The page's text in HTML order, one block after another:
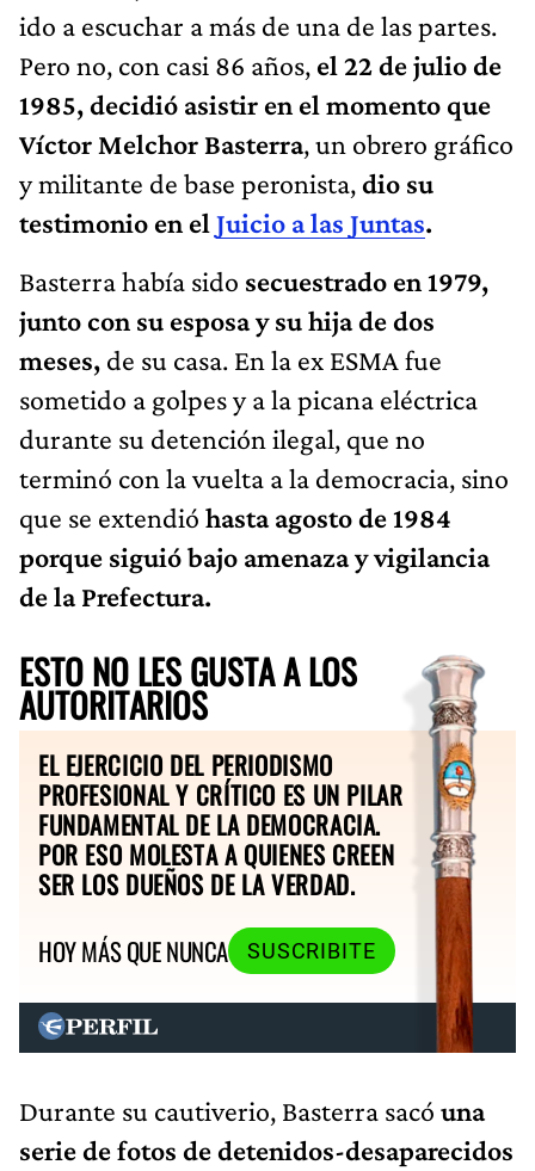
ido a escuchar a más de una de las partes.
Pero no, con casi 86 años, el 22 de julio de
1985, decidió asistir en el momento que
Víctor Melchor Basterra, un obrero gráfico
y militante de base peronista,dio su
testimonio en el Juicio a las Juntas.
Basterra había sido secuestrado en 1979,
junto con su esposa y su hija de dos
meses, de su casa. En la ex ESMA fue
sometido a golpes y a la picana eléctrica
durante su detención ilegal, que no
terminó con la vuelta a la democracia, sino
que se extendió hasta agosto de 1984
porque siguió bajo amenaza y vigilancia
de la Prefectura.
ESTO NO LES GUSTA A LOS
AUTORITARIOS
EL EJERCICIO DEL PERIODISMO
PROFESIONAL Y CRÍTICO ES UN PILAR
FUNDAMENTAL DE LA DEMOCRACIA.
POR ESO MOLESTA A QUIENES CREEN
SER LOS DUEÑOS DE LA VERDAD.
HOY MÁS QUE NUNCA
SUSCRIBITE
Durante su cautiverio, Basterra sacó una
serie de fotos de detenidos-desaparecidos